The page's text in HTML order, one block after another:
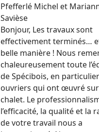
Pfefferlé Michel et
Savièse
Bonjour, Les travaux sont
effectivement terminés…
belle manière ! Nous
chaleureusement toute
de Spécibois, en
ouvriers qui ont œuvré
chalet. Le
l’efficacité, la qualité et la
de votre travail nous a